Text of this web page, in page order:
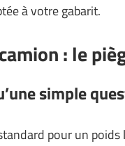
à votre gabarit.
: le
simple
pour un